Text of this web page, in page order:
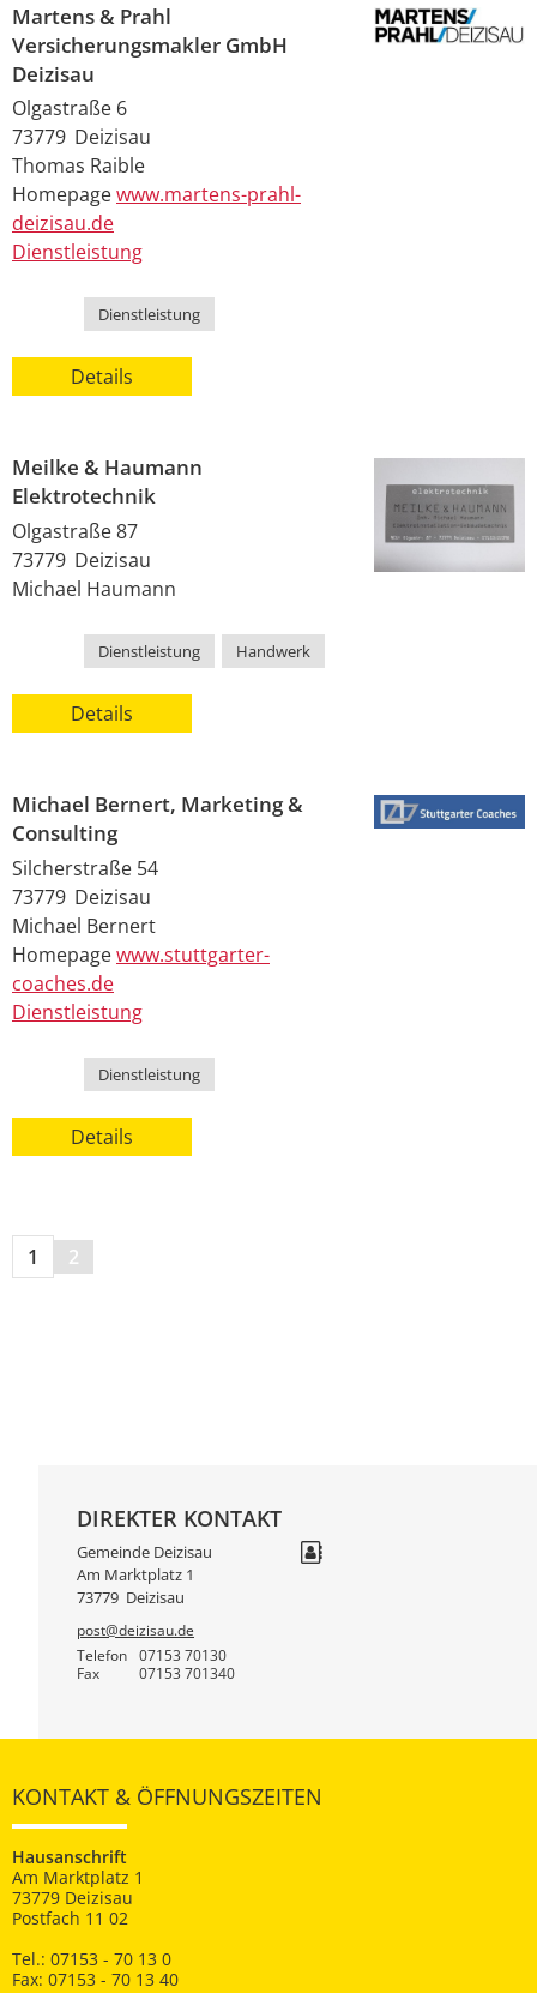
Martens & Prahl
Versicherungsmakler GmbH
Deizisau
Olgastraße 6
73779 Deizisau
Thomas Raible
Homepagewww.martens-prahl-
deizisau.de
Dienstleistung
Dienstleistung
Details
Meilke & Haumann
Elektrotechnik
Olgastraße 87
73779 Deizisau
Michael Haumann
Dienstleistung Handwerk
Details
Michael Bernert, Marketing &
Consulting
Silcherstraße 54
73779 Deizisau
Michael Bernert
Homepagewww.stuttgarter-
coaches.de
Dienstleistung
Dienstleistung
Details
1 2
DIREKTER KONTAKT
Gemeinde Deizisau
Am Marktplatz 1
73779 Deizisau
post@deizisau.de
Telefon
07153 70130
Fax 07153 701340
KONTAKT & ÖFFNUNGSZEITEN
Hausanschrift
Am Marktplatz 1
73779 Deizisau
Postfach 11 02
Tel.: 07153 - 70 13 0
Fax: 07153 - 70 13 40